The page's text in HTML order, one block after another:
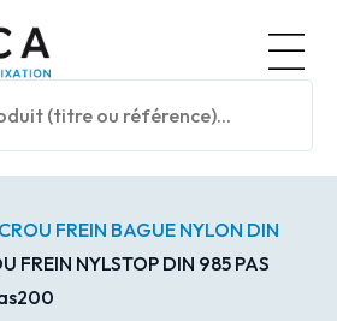
FREIN BAGUE NYLON DIN
FREIN NYLSTOP DIN 985 PAS